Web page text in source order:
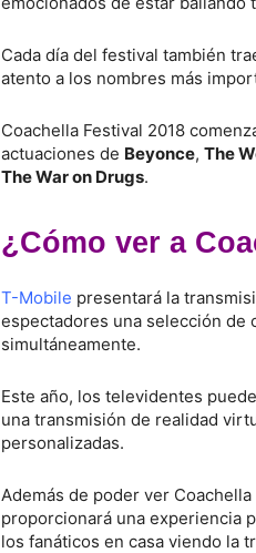
Cada día del festival también
atento a los nombres más
Coachella Festival 2018
actuaciones de Beyonce, The
The War on Drugs.
¿Cómo ver a
T-Mobile presentará la
espectadores una selección
simultáneamente.
Este año, los televidentes
una transmisión de realidad
personalizadas.
Además de poder ver
proporcionará una experiencia
los fanáticos en casa viendo la